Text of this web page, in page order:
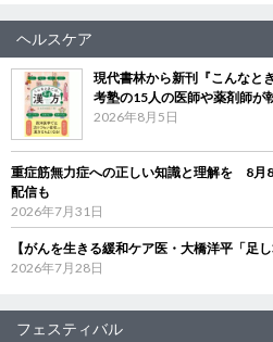
ヘルスケア
現代書林から新刊『こんな
考塾の15人の医師や薬剤師が
2026年8月5日
重症筋無力症への正しい知識と理解を 8月
配信も
2026年7月31日
【がんを生きる緩和ケア医・大橋洋平「足
2026年7月28日
フェスティバル